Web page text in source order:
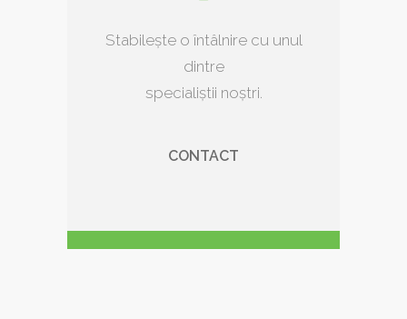
Stabilește o întâlnire cu unul
dintre
specialiștii noștri.
CONTACT